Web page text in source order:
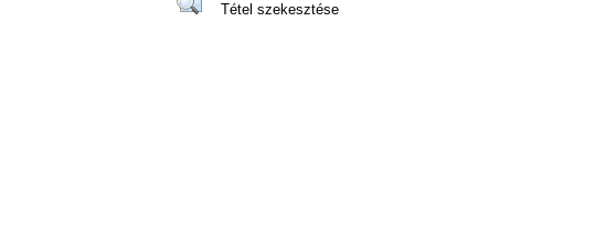
Tétel szekesztése